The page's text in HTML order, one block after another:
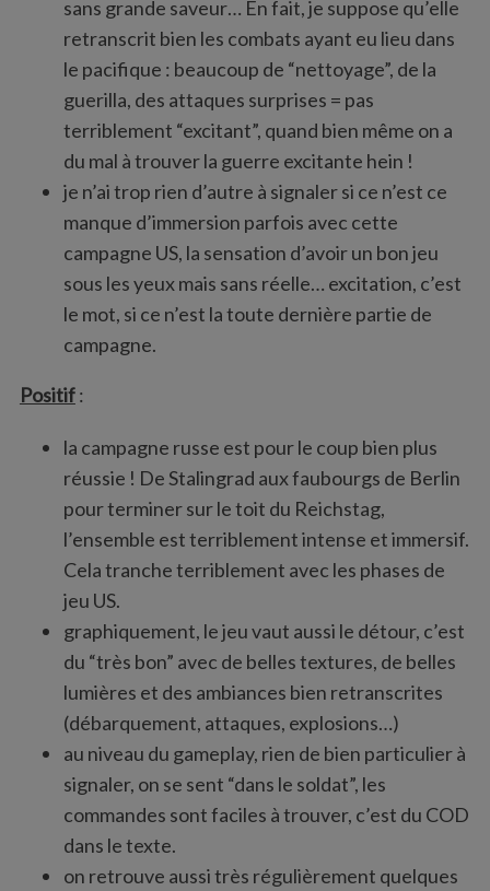
sans grande saveur… En fait, je suppose qu’elle
retranscrit bien les combats ayant eu lieu dans
le pacifique : beaucoup de “nettoyage”, de la
guerilla, des attaques surprises = pas
terriblement “excitant”, quand bien même on a
du mal à trouver la guerre excitante hein !
je n’ai trop rien d’autre à signaler si ce n’est ce
manque d’immersion parfois avec cette
campagne US, la sensation d’avoir un bon jeu
sous les yeux mais sans réelle… excitation, c’est
le mot, si ce n’est la toute dernière partie de
campagne.
Positif:
la campagne russe est pour le coup bien plus
réussie ! De Stalingrad aux faubourgs de Berlin
pour terminer sur le toit du Reichstag,
l’ensemble est terriblement intense et immersif.
Cela tranche terriblement avec les phases de
jeu US.
graphiquement, le jeu vaut aussi le détour, c’est
du “très bon” avec de belles textures, de belles
lumières et des ambiances bien retranscrites
(débarquement, attaques, explosions…)
au niveau du gameplay, rien de bien particulier à
signaler, on se sent “dans le soldat”, les
commandes sont faciles à trouver, c’est du COD
dans le texte.
on retrouve aussi très régulièrement quelques
S
e